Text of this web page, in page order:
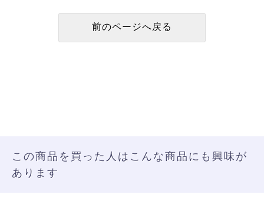
この商品を買った人はこんな商品にも興味が
あります